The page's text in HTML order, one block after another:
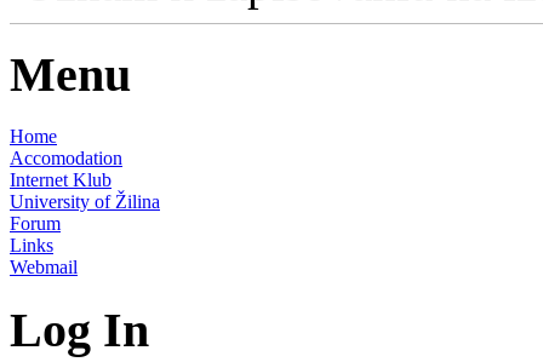
Menu
Home
Accomodation
Internet Klub
University of Žilina
Forum
Links
Webmail
Log In